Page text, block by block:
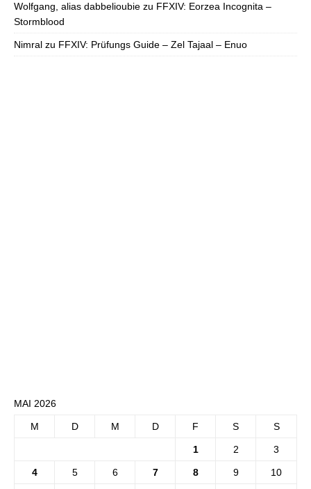
Wolfgang, alias dabbelioubie zu FFXIV: Eorzea Incognita –
Stormblood
Nimral zu FFXIV: Prüfungs Guide – Zel Tajaal – Enuo
MAI 2026
M D M D F S S
1 2 3
4 5 6 7 8 9 10